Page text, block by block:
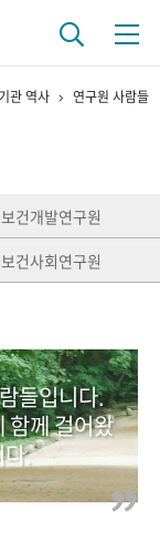
자들
영상 기록물
기관 역사 연구원 사람들
건개발연구원
건사회연구원
들입니다.
함께 걸어왔
다.